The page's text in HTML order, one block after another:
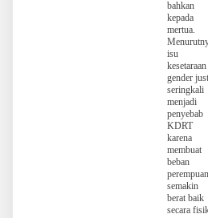
bahkan
kepada
mertua.
isu
kesetaraan
gender
seringkali
menjadi
penyebab
KDRT
karena
membuat
beban
perempuan
semakin
berat baik
secara